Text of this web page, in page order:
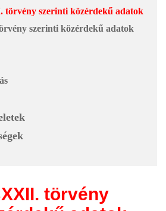
törvény szerinti közérdekű adatok
szerinti közérdekű adatok
törvény